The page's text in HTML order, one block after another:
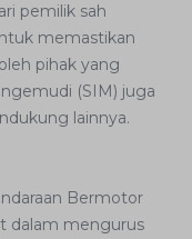
pemilik sah
memastikan
pihak yang
(SIM) juga
lainnya.
Bermotor
dalam mengurus